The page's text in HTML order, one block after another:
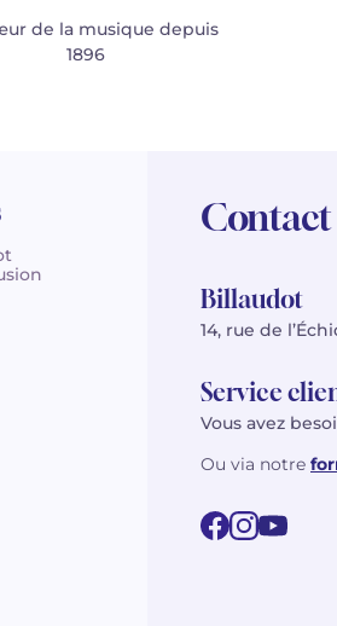
de la musique depuis
1896
Contact
Billaudot
14, rue de
Service
Vous avez
Ou via notre